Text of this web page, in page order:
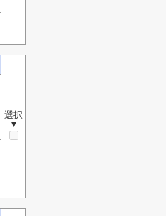
選択
▼